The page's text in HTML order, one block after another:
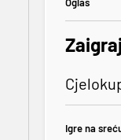
Igre na